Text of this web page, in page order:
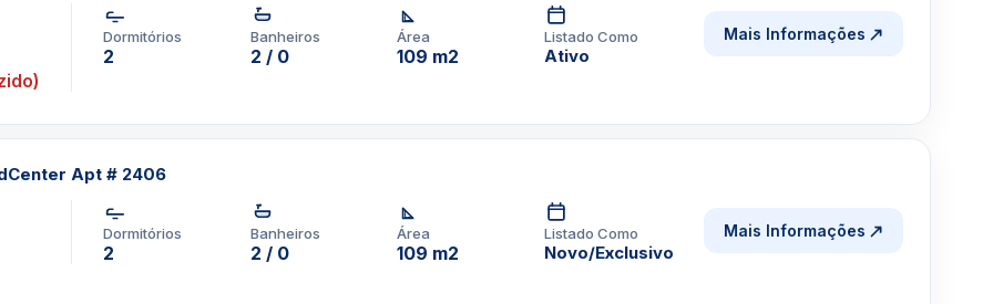
Dormitórios
2
Banheiros
2 / 0
Área
109 m2
Listado Como
Ativo
Mais Informações
Apt # 2406
Dormitórios
2
Banheiros
2 / 0
Área
109 m2
Listado Como
Novo/Exclusivo
Mais Informações